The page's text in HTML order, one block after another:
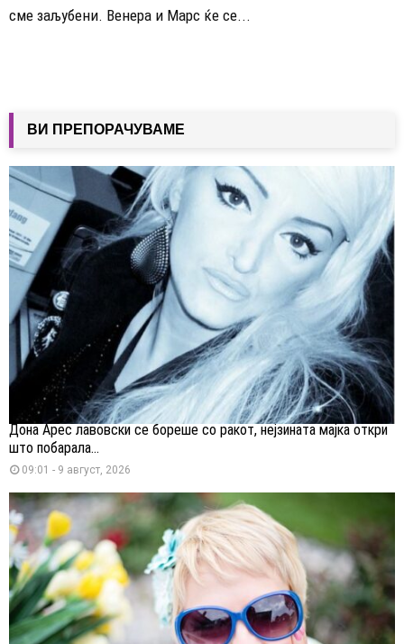
сме заљубени. Венера и Марс ќе се...
ВИ ПРЕПОРАЧУВАМЕ
Дона Арес лавовски се бореше со ракот, нејзината мајка откри
што побарала...
09:01 - 9 август, 2026